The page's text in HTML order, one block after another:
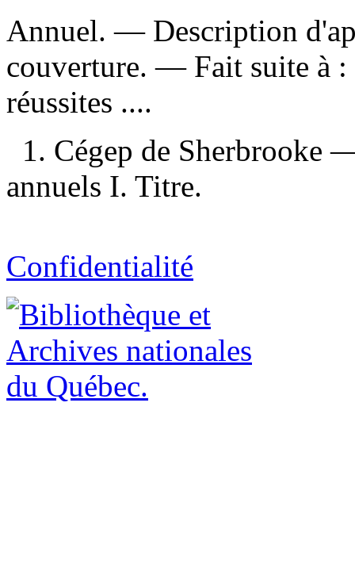
Annuel. — Description
couverture. — Fait suite à :
réussites ....
1. Cégep de Sherbrooke
annuels I. Titre.
Confidentialité